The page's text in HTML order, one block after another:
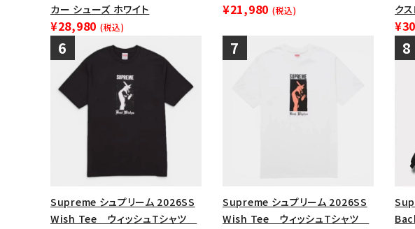
カー シューズ ホワイト
¥28,980 (税込)
¥21,980 (税込)
ク
Supreme シュプリーム 2026SS
Wish Tee ウィッシュTシャツ
Supreme シュプリーム 2026SS
Wish Tee ウィッシュTシャツ